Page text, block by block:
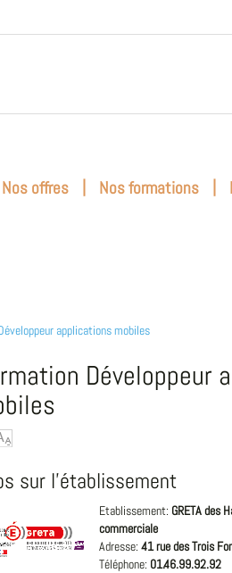
Nos offres | Nos formations |
applications mobiles
Développeur
sur l'établissement
Etablissement: GRETA des
commerciale
Adresse: 41 rue des Trois
Téléphone: 01.46.99.92.92